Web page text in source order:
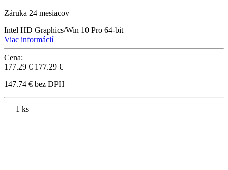
Záruka 24 mesiacov
Intel HD Graphics/Win 10 Pro 64-bit
Viac informácií
Cena:
177.29 € 177.29 €
147.74 € bez DPH
1 ks